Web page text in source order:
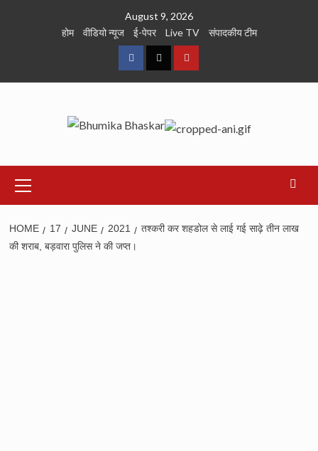
August 9, 2026
होम
वीडियो न्यूज ई-पेपर Live TV संपादकीय टीम
FacebookTwitterYoutube
Menu
HOME 17 JUNE 2021
तश्करी कर शहडोल से लाई गई साढ़े तीन लाख
की शराब, बड़वारा पुलिस ने की जप्त।